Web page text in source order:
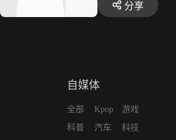
分享
自媒体
全部
科普
Kpop
汽车
游戏
科技